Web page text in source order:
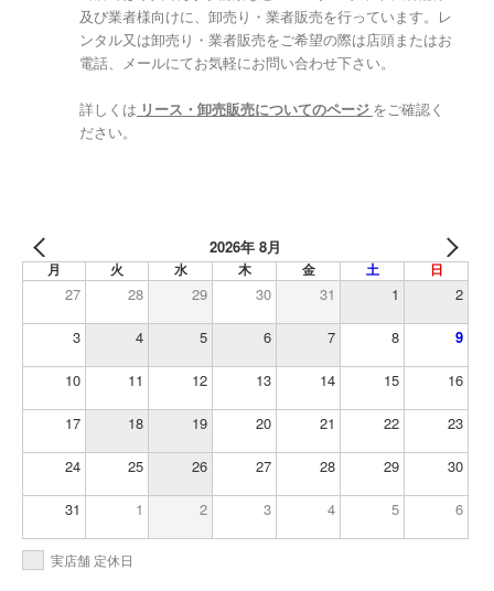
及び業者様向けに、卸売り・業者販売を行っています。レ
ンタル又は卸売り・業者販売をご希望の際は店頭またはお
電話、メールにてお気軽にお問い合わせ下さい。
詳しくは リース・卸売販売についてのページ をご確認く
ださい。
2026年 8月
月 火 水 木 金 土 日
27 28 29 30 31 1 2
3 4 5 6 7 8 9
10 11 12 13 14 15 16
17 18 19 20 21 22 23
24 25 26 27 28 29 30
31 1 2 3 4 5 6
実店舗 定休日